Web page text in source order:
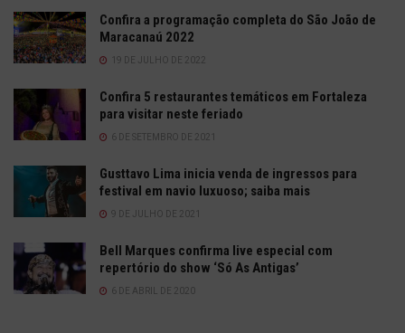
Confira a programação completa do São João de
Maracanaú 2022
19 DE JULHO DE 2022
Confira 5 restaurantes temáticos em Fortaleza
para visitar neste feriado
6 DE SETEMBRO DE 2021
Gusttavo Lima inicia venda de ingressos para
festival em navio luxuoso; saiba mais
9 DE JULHO DE 2021
Bell Marques confirma live especial com
repertório do show ‘Só As Antigas’
6 DE ABRIL DE 2020